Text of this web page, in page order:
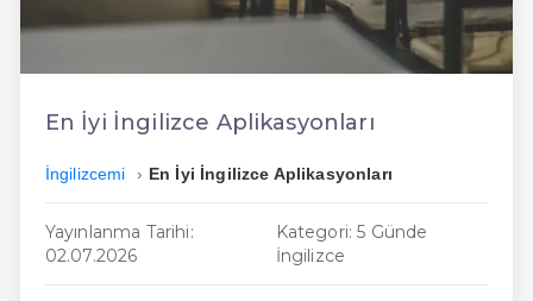
En Kolay İngilizce
En Uygun İngilizce
Hızlı İngilizce
En İyi İngilizce Aplikasyonları
İngilizcemi En İyi İngilizce Aplikasyonları
Yayınlanma Tarihi:
02.07.2026
Kategori: 5 Günde
İngilizce